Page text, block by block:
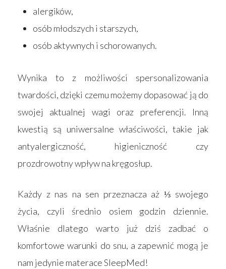
alergików,
osób młodszych i starszych,
osób aktywnych i schorowanych.
Wynika to z możliwości spersonalizowania
twardości, dzięki czemu możemy dopasować ją do
swojej aktualnej wagi oraz preferencji. Inną
kwestią są uniwersalne właściwości, takie jak
antyalergiczność, higieniczność czy
prozdrowotny wpływ na kręgosłup.
Każdy z nas na sen przeznacza aż ⅓ swojego
życia, czyli średnio osiem godzin dziennie.
Właśnie dlatego warto już dziś zadbać o
komfortowe warunki do snu, a zapewnić mogą je
nam jedynie materace SleepMed!